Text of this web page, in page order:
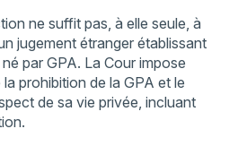
ne suffit pas, à elle seule, à
jugement étranger établissant
par GPA. La Cour impose
prohibition de la GPA et le
de sa vie privée, incluant